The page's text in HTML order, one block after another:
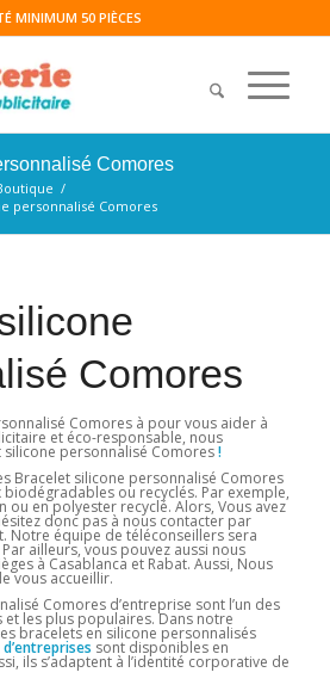
MINIMUM 50 PIÈCES
Comores
/
personnalisé Comores
Comores
Comores à pour vous aider à
et éco-responsable, nous
personnalisé Comores!
Bracelet silicone personnalisé Comores
ou recyclés. Par exemple,
ou en polyester recyclé. Alors, Vous avez
donc pas à nous contacter par
Notre équipe de téléconseillers sera
ailleurs, vous pouvez aussi nous
à Casablanca et Rabat. Aussi, Nous
vous accueillir.
Comores d’entreprise sont l’un des
et les plus populaires. Dans notre
bracelets en silicone personnalisés
sont disponibles en
ils s’adaptent à l’identité corporative de